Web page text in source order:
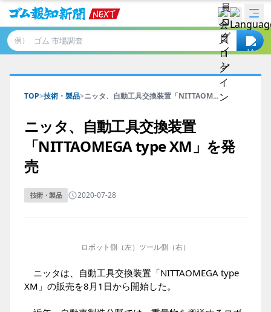
例）
TOP>技術・製品>ニッタ、自動工具交換装置「NITTAOM...
ニッタ、自動工具交換装置
「NITTAOMEGA type XM」を発
売
技術・製品 2020-07-28
ロボット側（左）ツール側（右）
ニッタは、自動工具交換装置「NITTAOMEGA type
XM」の販売を8月1日から開始した。